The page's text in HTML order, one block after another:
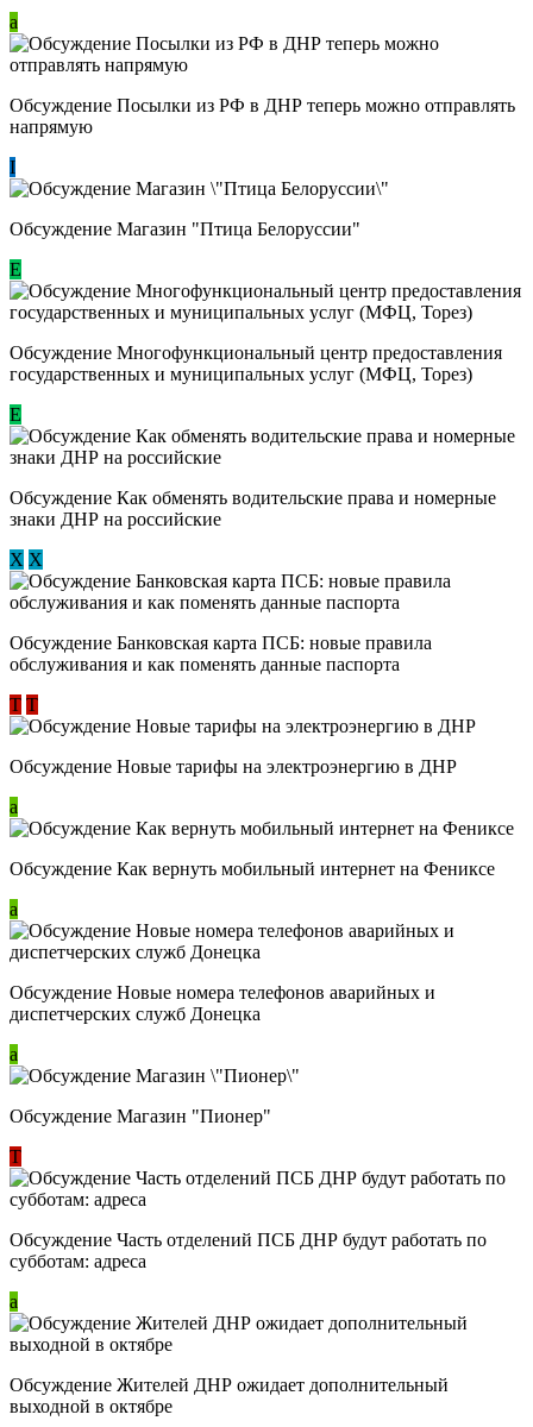
a
Обсуждение Посылки из РФ в ДНР теперь можно отправлять
напрямую
I
Обсуждение Магазин "Птица Белоруссии"
Е
Обсуждение Многофункциональный центр предоставления
государственных и муниципальных услуг (МФЦ, Торез)
E
Обсуждение ​Как обменять водительские права и номерные
знаки ДНР на российские
Х Х
Обсуждение ​Банковская карта ПСБ: новые правила
обслуживания и как поменять данные паспорта
Т Т
Обсуждение Новые тарифы на электроэнергию в ДНР
a
Обсуждение Как вернуть мобильный интернет на Фениксе
a
Обсуждение Новые номера телефонов аварийных и
диспетчерских служб Донецка
a
Обсуждение Магазин "Пионер"
Т
Обсуждение Часть отделений ПСБ ДНР будут работать по
субботам: адреса
a
Обсуждение Жителей ДНР ожидает дополнительный
выходной в октябре